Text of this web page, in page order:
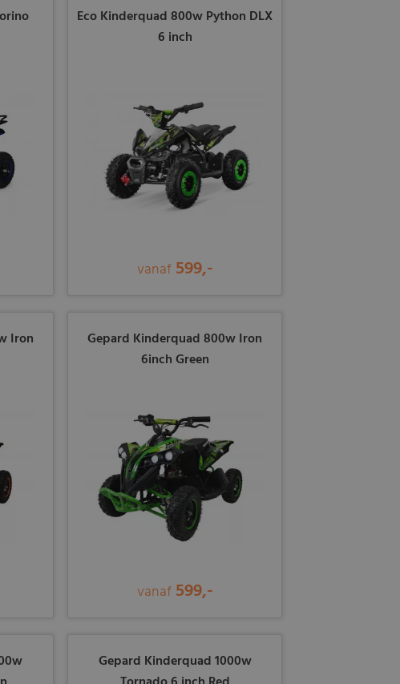
Eco Kinderquad 800w Python DLX
6 inch
vanaf 599,-
Iron
Gepard Kinderquad 800w Iron
6inch Green
vanaf 599,-
Gepard Kinderquad 1000w